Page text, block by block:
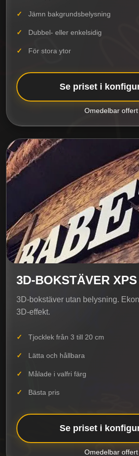
Jämn bakgrundsbelysning
Dubbel- eller enkelsidig
För stora ytor
Se priset i
Omedelbar offert
3D-BOKSTÄVER XPS
3D-bokstäver utan belysning.
3D-effekt.
Tjocklek från 3 till 20 cm
Lätta och hållbara
Målade i valfri färg
Bästa pris
Se priset i
Omedelbar offert